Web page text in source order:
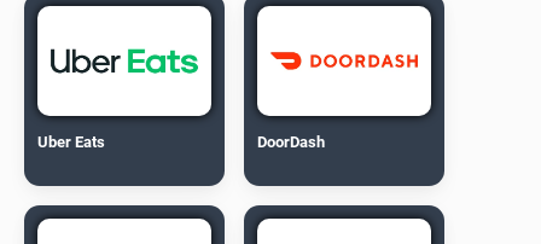
Uber Eats DoorDash